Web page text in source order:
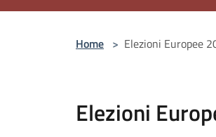
Home > Elezioni Europee
Elezioni